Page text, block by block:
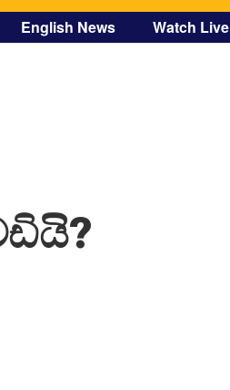
English News Watch